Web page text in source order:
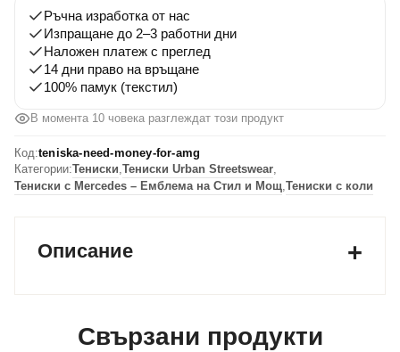
Ръчна изработка от нас
Изпращане до 2–3 работни дни
Наложен платеж с преглед
14 дни право на връщане
100% памук (текстил)
В момента 10 човека разглеждат този продукт
Код:teniska-need-money-for-amg
Категории:Тениски,Тениски Urban Streetswear,
Тениски с Mercedes – Емблема на Стил и Мощ,Тениски с коли
Описание
Свързани продукти